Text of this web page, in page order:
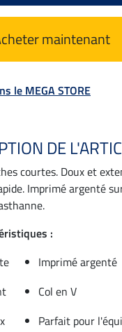
maintenant
le MEGA STORE
DE
courtes. Doux et
Imprimé argenté
:
Imprimé argenté
Col en V
Parfait pour